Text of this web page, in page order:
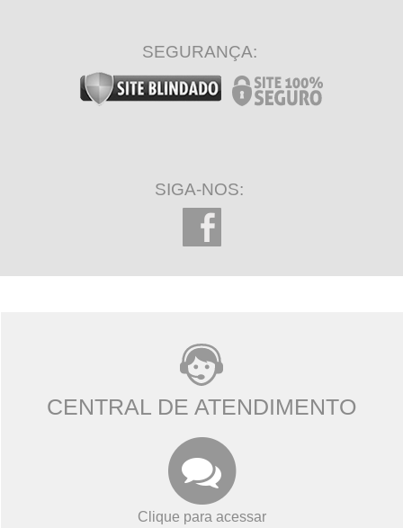
SEGURANÇA:
SIGA-NOS:
CENTRAL DE ATENDIMENTO
Clique para acessar